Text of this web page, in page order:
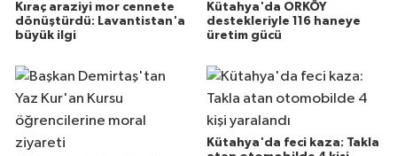
Kıraç araziyi mor cennete
dönüştürdü: Lavantistan'a
büyük ilgi
Kütahya'da ORKÖY
destekleriyle 116 haneye
üretim gücü
Kütahya'da feci kaza: Takla